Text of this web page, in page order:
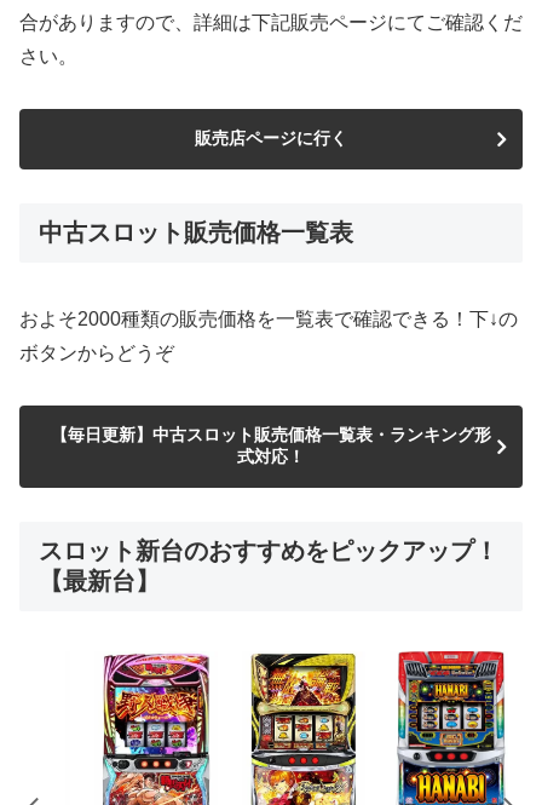
合がありますので、詳細は下記販売ページにてご確認くだ
さい。
販売店ページに行く
中古スロット販売価格一覧表
およそ2000種類の販売価格を一覧表で確認できる！下↓の
ボタンからどうぞ
【毎日更新】中古スロット販売価格一覧表・ランキング形
式対応！
スロット新台のおすすめをピックアップ！
【最新台】